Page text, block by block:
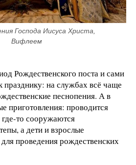
Господа Иисуса Христа,
Вифлеем
Рождественского поста и сами
празднику: на службах всё чаще
песнопения. А в
приготовления: проводится
где-то сооружаются
а дети и взрослые
проведения рождественских